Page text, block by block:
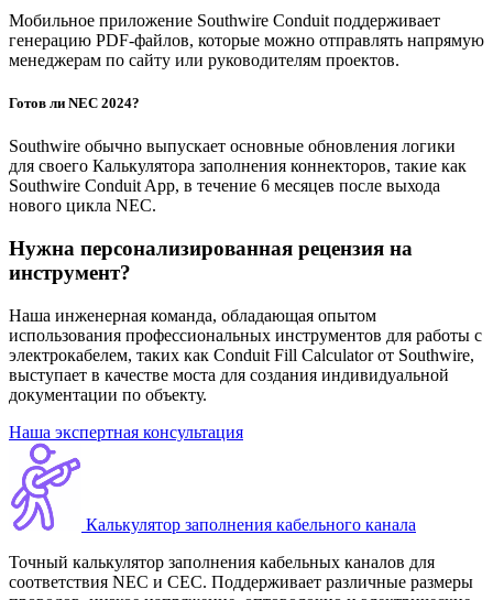
Мобильное приложение Southwire Conduit поддерживает
генерацию PDF-файлов, которые можно отправлять напрямую
менеджерам по сайту или руководителям проектов.
Готов ли NEC 2024?
Southwire обычно выпускает основные обновления логики
для своего Калькулятора заполнения коннекторов, такие как
Southwire Conduit App, в течение 6 месяцев после выхода
нового цикла NEC.
Нужна персонализированная рецензия на
инструмент?
Наша инженерная команда, обладающая опытом
использования профессиональных инструментов для работы с
электрокабелем, таких как Conduit Fill Calculator от Southwire,
выступает в качестве моста для создания индивидуальной
документации по объекту.
Наша экспертная консультация
Калькулятор заполнения кабельного канала
Точный калькулятор заполнения кабельных каналов для
соответствия NEC и CEC. Поддерживает различные размеры